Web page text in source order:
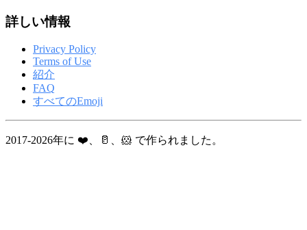
詳しい情報
Privacy Policy
Terms of Use
紹介
FAQ
すべてのEmoji
2017-2026年に ❤️、🥛、🐹 で作られました。